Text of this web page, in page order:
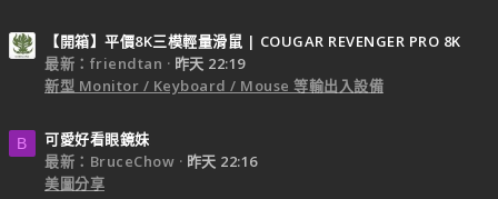
【開箱】平價8K三模輕量滑鼠 | COUGAR REVENGER PRO 8K
最新：friendtan
昨天 22:19
新型 Monitor / Keyboard / Mouse 等輸出入設備
B
可愛好看眼鏡妹
最新：BruceChow
昨天 22:16
美圖分享